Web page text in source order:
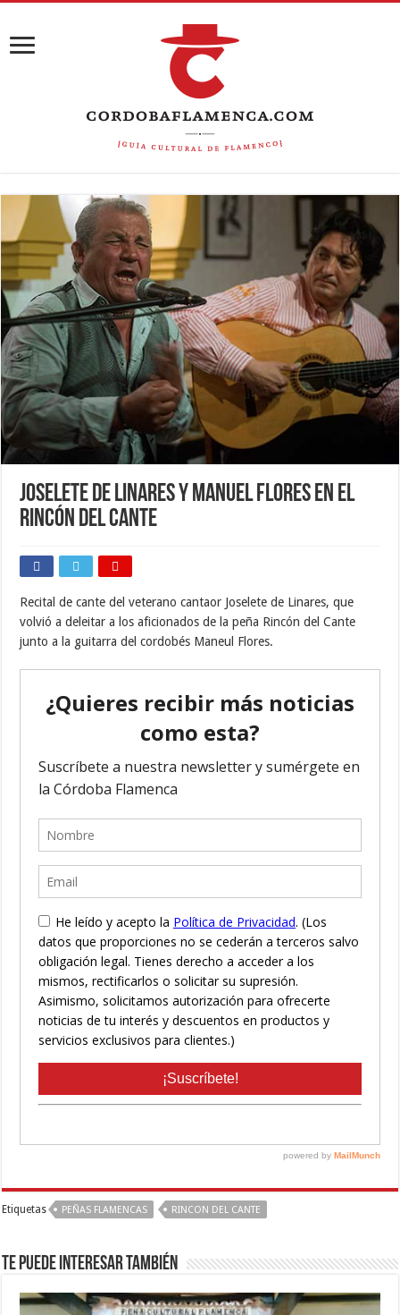
Joselete de Linares y Manuel Flores en el
Rincón del Cante
Recital de cante del veterano cantaor Joselete de Linares, que
volvió a deleitar a los aficionados de la peña Rincón del Cante
junto a la guitarra del cordobés Maneul Flores.
Etiquetas PEÑAS FLAMENCAS RINCON DEL CANTE
Te puede interesar también